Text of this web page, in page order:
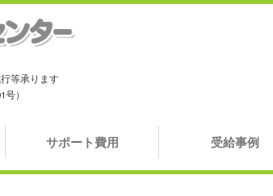
等承ります
）
サポート費用 受給事例